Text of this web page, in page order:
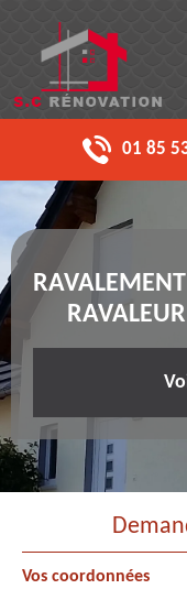
01 85
Vos coordonnées